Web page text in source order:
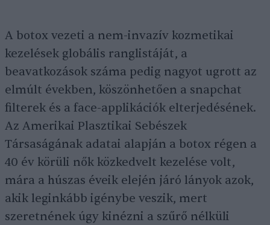
A botox vezeti a nem-invazív kozmetikai
kezelések globális ranglistáját, a
beavatkozások száma pedig nagyot ugrott az
elmúlt években, köszönhetően a snapchat
filterek és a face-applikációk elterjedésének.
Az Amerikai Plasztikai Sebészek
Társaságának adatai alapján a botox régen a
40 év körüli nők közkedvelt kezelése volt,
mára a húszas éveik elején járó lányok azok,
akik leginkább igénybe veszik, mert
szeretnének úgy kinézni a szűrő nélküli